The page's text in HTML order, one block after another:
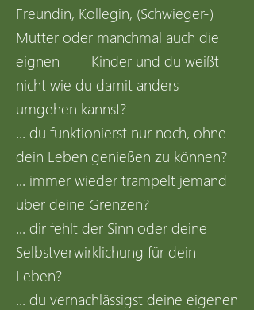
Freundin, Kollegin, (Schwieger-)
Mutter oder manchmal auch die
eignen Kinder und du weißt
nicht wie du damit anders
umgehen kannst?
... du funktionierst nur noch, ohne
dein Leben genießen zu können?
... immer wieder trampelt jemand
über deine Grenzen?
... dir fehlt der Sinn oder deine
Selbstverwirklichung für dein
Leben?
... du vernachlässigst deine eigenen